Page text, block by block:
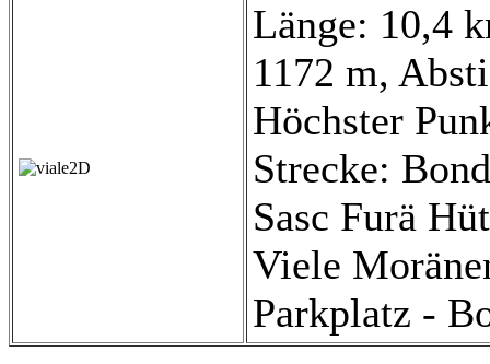
Länge: 10,4
1172 m,
Höchster
Strecke:
Sasc Furä
Viele
Parkplatz -